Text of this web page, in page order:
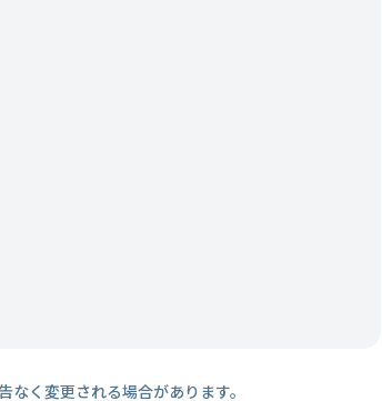
く変更される場合があります。